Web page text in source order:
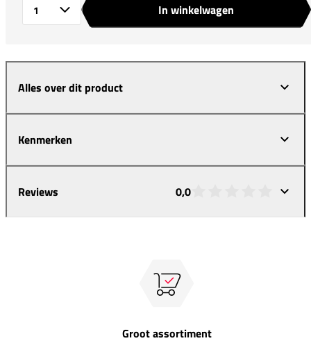
In winkelwagen
Alles over dit product
Kenmerken
Reviews 0,0
Groot assortiment